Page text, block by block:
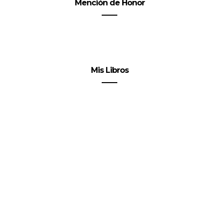
Mención de Honor
Mis Libros